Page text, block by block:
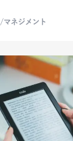
マネジメント